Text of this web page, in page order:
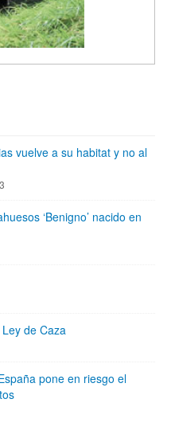
vuelve a su habitat y no al
‘Benigno’ nacido en
de Caza
pone en riesgo el